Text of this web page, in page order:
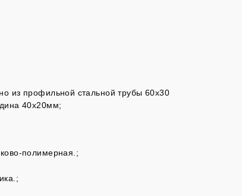
из профильной стальной трубы 60х30
40х20мм;
полимерная.;